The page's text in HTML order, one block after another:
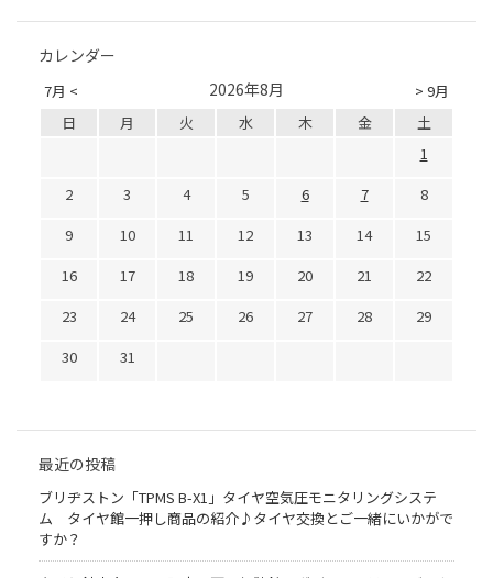
カレンダー
7月 < > 9月
2026年8月
日 月 火 水 木 金
土
1
2
3 4 5 6 7
8
9
10 11 12 13 14
15
16
17 18 19 20 21
22
23
24 25 26 27 28
29
30
31
最近の投稿
ブリヂストン「TPMS B-X1」タイヤ空気圧モニタリングシステ
ム タイヤ館一押し商品の紹介♪タイヤ交換とご一緒にいかがで
すか？